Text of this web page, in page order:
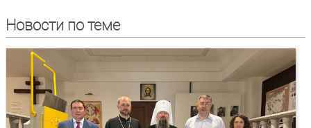
Новости по теме